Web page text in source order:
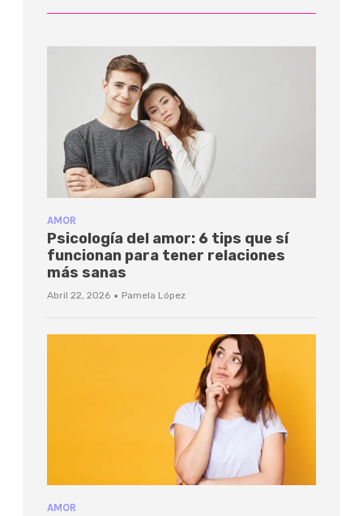
AMOR
Psicología del amor: 6 tips que sí
funcionan para tener relaciones
más sanas
Abril 22, 2026 · Pamela López
AMOR